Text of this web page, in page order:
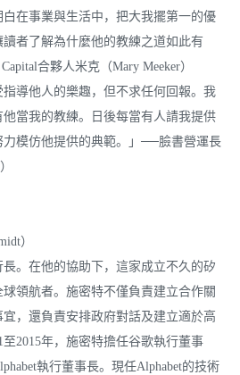
在事業與生活中，把大我擺第一的優
者了解為什麼他的教練之道如此有
合夥人米克（Mary Meeker）
指導他人的樂趣，但不求任何回報。我
當我的教練。日後每當有人請我提供
力模仿他提供的典範。」──臉書營運長
）
長。在他的協助下，這家成立不久的矽
領航者。施密特不僅負責建立合作關
，還負責安排政府對話及建立適於高
2015年，施密特擔任谷歌執行董事
執行董事長。現任Alphabet的技術